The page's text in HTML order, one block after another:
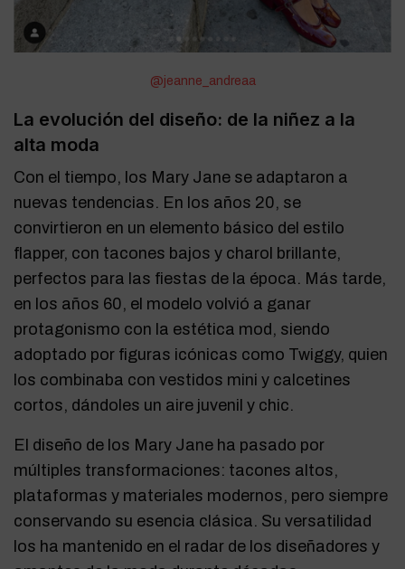
@jeanne_andreaa
La evolución del diseño: de la niñez a la
alta moda
Con el tiempo, los Mary Jane se adaptaron a
nuevas tendencias. En los años 20, se
convirtieron en un elemento básico del estilo
flapper, con tacones bajos y charol brillante,
perfectos para las fiestas de la época. Más tarde,
en los años 60, el modelo volvió a ganar
protagonismo con la estética mod, siendo
adoptado por figuras icónicas como Twiggy, quien
los combinaba con vestidos mini y calcetines
cortos, dándoles un aire juvenil y chic.
El diseño de los Mary Jane ha pasado por
múltiples transformaciones: tacones altos,
plataformas y materiales modernos, pero siempre
conservando su esencia clásica. Su versatilidad
los ha mantenido en el radar de los diseñadores y